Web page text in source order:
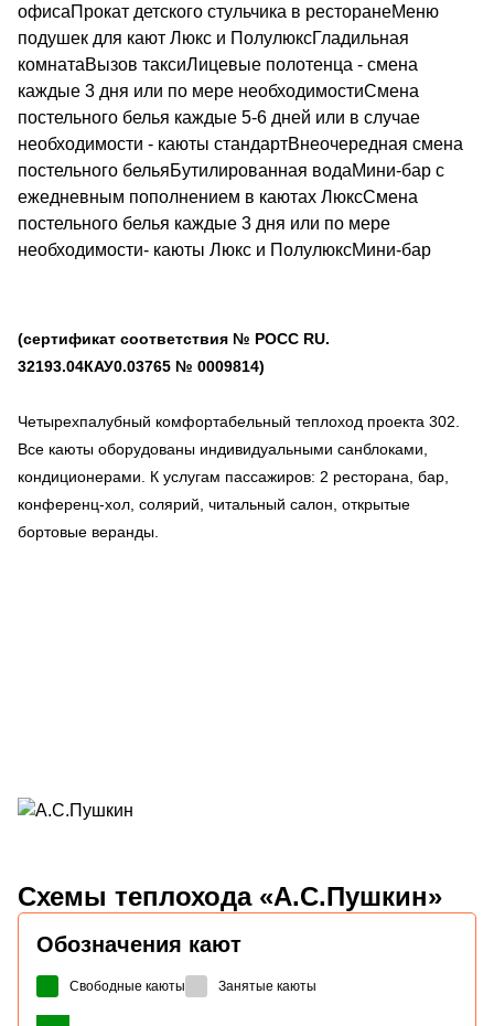
(сертификат соответствия № РОСС RU.
32193.04КАУ0.03765 № 0009814)
Четырехпалубный комфортабельный теплоход проекта 302.
Все каюты оборудованы индивидуальными санблоками,
кондиционерами. К услугам пассажиров: 2 ресторана, бар,
конференц-хол, солярий, читальный салон, открытые
бортовые веранды.
офисаПрокат детского стульчика в ресторанеМеню
подушек для кают Люкс и ПолулюксГладильная
комнатаВызов таксиЛицевые полотенца - смена
каждые 3 дня или по мере необходимостиСмена
постельного белья каждые 5-6 дней или в случае
необходимости - каюты стандартВнеочередная смена
постельного бельяБутилированная водаМини-бар с
ежедневным пополнением в каютах ЛюксСмена
постельного белья каждые 3 дня или по мере
необходимости- каюты Люкс и ПолулюксМини-бар
Схемы теплохода «А.С.Пушкин»
Обозначения кают
Свободные каюты Занятые каюты